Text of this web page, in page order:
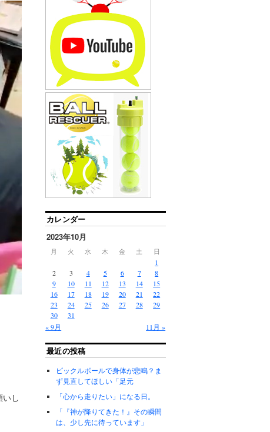
し
カレンダー
2023年10月
月 火 水 木 金 土 日
« 9月 11月 »
1
2
3 4 5 6 7
8
9
10 11 12 13 14
15
16
17 18 19 20 21
22
23
24 25 26 27 28
29
30
31
最近の投稿
ピックルボールで身体が悲鳴？ま
ず見直してほしい「足元
「心から走りたい」になる日。
「『神が降りてきた！』その瞬間
は、少し先に待っています」